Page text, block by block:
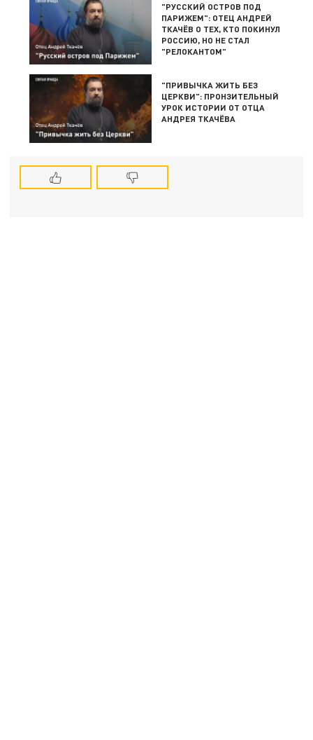
"РУССКИЙ ОСТРОВ ПОД
ПАРИЖЕМ": ОТЕЦ АНДРЕЙ
ТКАЧЁВ О ТЕХ, КТО ПОКИНУЛ
РОССИЮ, НО НЕ СТАЛ
"РЕЛОКАНТОМ"
"ПРИВЫЧКА ЖИТЬ БЕЗ
ЦЕРКВИ": ПРОНЗИТЕЛЬНЫЙ
УРОК ИСТОРИИ ОТ ОТЦА
АНДРЕЯ ТКАЧЁВА